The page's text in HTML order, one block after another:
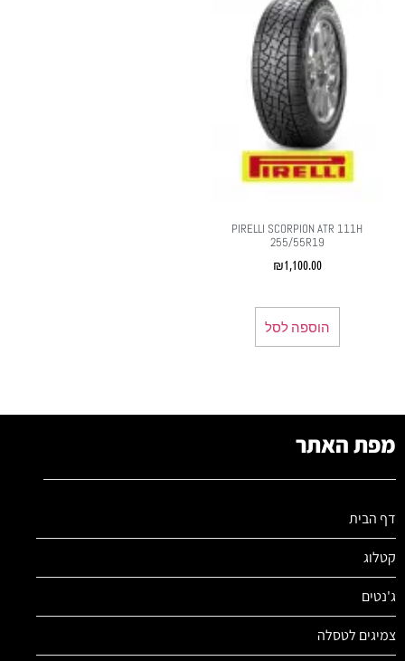
PIRELLI SCORPION ATR 111H
255/55R19
₪1,100.00
הוספה לסל
מפת האתר
דף הבית
קטלוג
ג'נטים
צמיגים לטסלה